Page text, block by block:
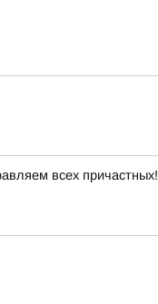
всех причастных!